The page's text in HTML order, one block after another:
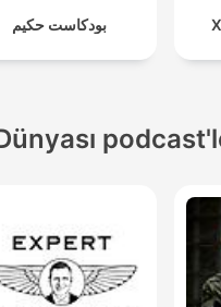
بودكاست حكيم